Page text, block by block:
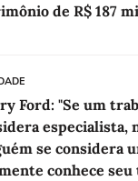
de R$ 187
Ford: "Se um
especialista,
se considera
conhece seu